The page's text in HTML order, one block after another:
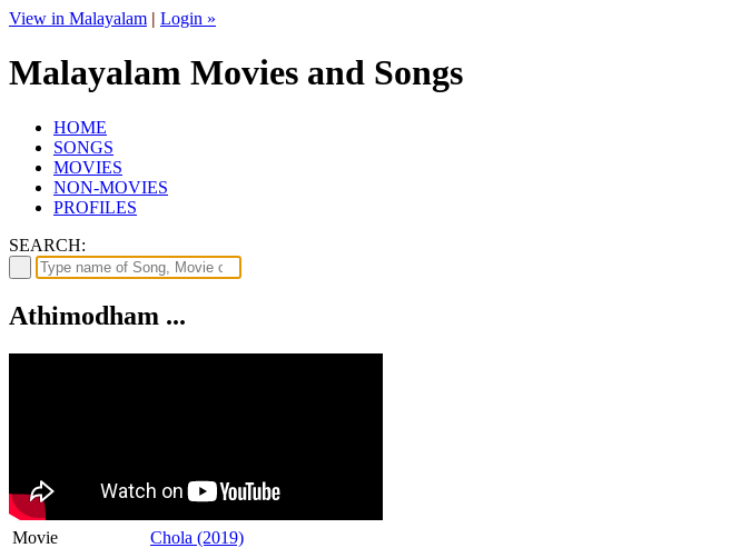
View in Malayalam | Login »
Malayalam Movies and Songs
HOME
SONGS
MOVIES
NON-MOVIES
PROFILES
SEARCH:
Athimodham ...
Movie
Chola (2019)